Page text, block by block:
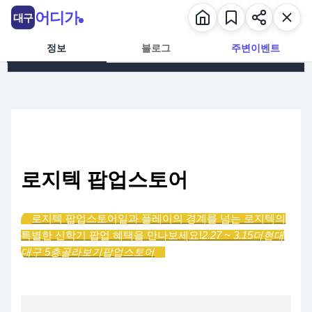
콘텐츠로 건너뛰기
정보 블로그 주변이벤트
로지텍 팝업스토어
로지텍 팝업스토어 일과 플레이의 경계를 넘는 로지텍의
특별한 신학기 팝업 혜택을 만나보세요!2.27 ~ 3.15더현대
대구 5층골라보기팝업스토어
대구 어디가